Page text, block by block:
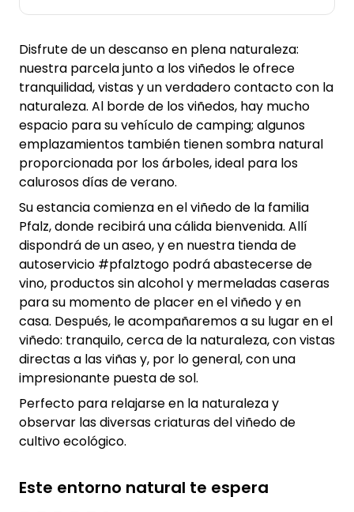
Disfrute de un descanso en plena naturaleza:
nuestra parcela junto a los viñedos le ofrece
tranquilidad, vistas y un verdadero contacto con la
naturaleza. Al borde de los viñedos, hay mucho
espacio para su vehículo de camping; algunos
emplazamientos también tienen sombra natural
proporcionada por los árboles, ideal para los
calurosos días de verano.
Su estancia comienza en el viñedo de la familia
Pfalz, donde recibirá una cálida bienvenida. Allí
dispondrá de un aseo, y en nuestra tienda de
autoservicio #pfalztogo podrá abastecerse de
vino, productos sin alcohol y mermeladas caseras
para su momento de placer en el viñedo y en
casa. Después, le acompañaremos a su lugar en el
viñedo: tranquilo, cerca de la naturaleza, con vistas
directas a las viñas y, por lo general, con una
impresionante puesta de sol.
Perfecto para relajarse en la naturaleza y
observar las diversas criaturas del viñedo de
cultivo ecológico.
Este entorno natural te espera